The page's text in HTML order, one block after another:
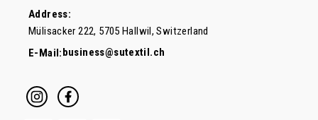
Address:
Mülisacker 222, 5705 Hallwil, Switzerland
E-Mail:business@sutextil.ch